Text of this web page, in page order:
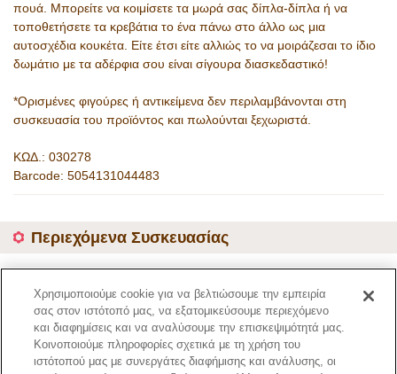
πουά. Μπορείτε να κοιμίσετε τα μωρά σας δίπλα-δίπλα ή να
τοποθετήσετε τα κρεβάτια το ένα πάνω στο άλλο ως μια
αυτοσχέδια κουκέτα. Είτε έτσι είτε αλλιώς το να μοιράζεσαι το ίδιο
δωμάτιο με τα αδέρφια σου είναι σίγουρα διασκεδαστικό!
*Ορισμένες φιγούρες ή αντικείμενα δεν περιλαμβάνονται στη
συσκευασία του προϊόντος και πωλούνται ξεχωριστά.
ΚΩΔ.: 030278
Barcode: 5054131044483
Περιεχόμενα Συσκευασίας
Κωδικός Προϊόντος 4448
Σελίδα Καταλόγου
Χρησιμοποιούμε cookie για να βελτιώσουμε την εμπειρία
σας στον ιστότοπό μας, να εξατομικεύσουμε περιεχόμενο
και διαφημίσεις και να αναλύσουμε την επισκεψιμότητά μας.
Κοινοποιούμε πληροφορίες σχετικά με τη χρήση του
ιστότοπού μας με συνεργάτες διαφήμισης και ανάλυσης, οι